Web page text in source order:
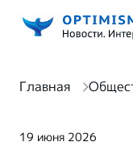
Главная
19 июня 2026